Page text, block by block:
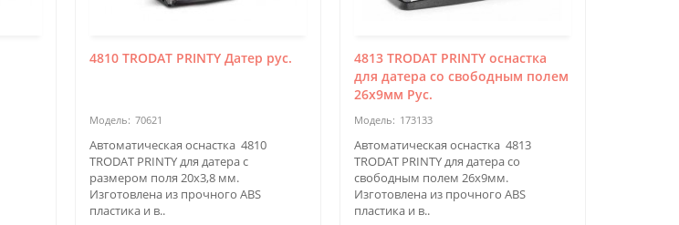
4810 TRODAT PRINTY Датер рус.
70621
Автоматическая оснастка 4810
TRODAT PRINTY для датера с
размером поля 20х3,8 мм.
Изготовлена из прочного ABS
пластика и в..
4813 TRODAT PRINTY оснастка
для датера со свободным полем
26х9мм Рус.
173133
Автоматическая оснастка 4813
TRODAT PRINTY для датера со
свободным полем 26х9мм.
Изготовлена из прочного ABS
пластика и в..